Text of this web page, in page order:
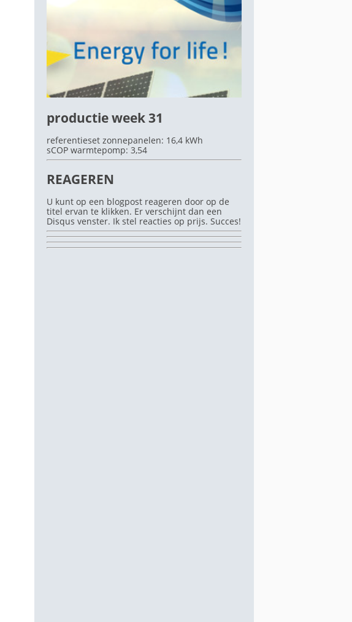
productie week 31
referentieset zonnepanelen: 16,4 kWh
sCOP warmtepomp: 3,54
REAGEREN
U kunt op een blogpost reageren door op de
titel ervan te klikken. Er verschijnt dan een
Disqus venster. Ik stel reacties op prijs. Succes!